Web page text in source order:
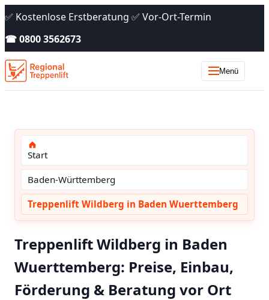
✅ Kostenlose Erstberatung ✅ Vor-Ort-Termin
☎ 0800 3562673
Menü
Start
Baden-Württemberg
Treppenlift Wildberg in Baden Wuerttemberg
Treppenlift Wildberg in Baden
Wuerttemberg: Preise, Einbau,
Förderung & Beratung vor Ort